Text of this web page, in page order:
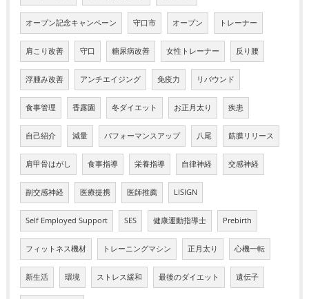
オープン記念キャンペーン 守口市 オープン トレーナー
肩こり改善 守口 糖尿病改善 女性トレーナー 反り腰
浮腫み改善 アンチエイジング 免疫力 リバウンド
食事管理 香露園 冬ダイエット お正月太り 疾患
自己紹介 減量 パフォーマンスアップ 八尾 筋膜リリース
肩甲骨はがし 食事指導 栄養指導 自律神経 交感神経
副交感神経 医療提携 医師推薦 LISIGN
Self Employed Support SES 健康運動指導士 Prebirth
フィットネス機材 トレーニングマシン 正月太り 心機一転
新生活 環境 ストレス緩和 最後のダイエット 遺伝子